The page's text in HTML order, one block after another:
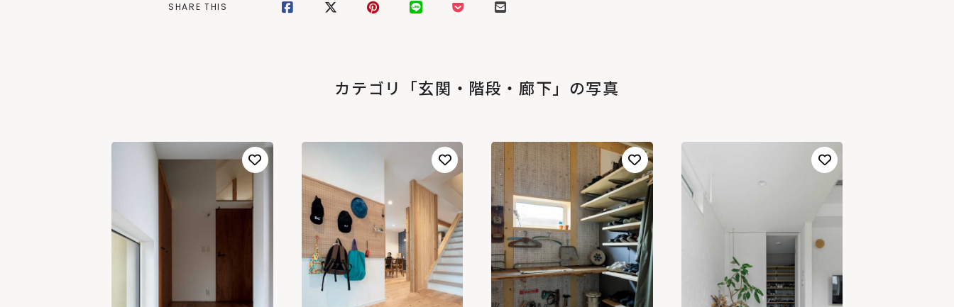
SHARE THIS
カテゴリ「玄関・階段・廊下」の写真